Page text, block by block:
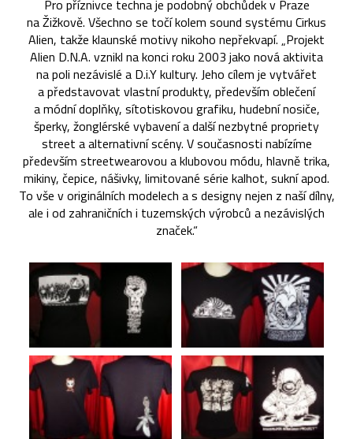
Pro příznivce techna je podobný obchůdek v Praze
na Žižkově. Všechno se točí kolem sound systému Cirkus
Alien, takže klaunské motivy nikoho nepřekvapí. „Projekt
Alien D.N.A. vznikl na konci roku 2003 jako nová aktivita
na poli nezávislé a D.i.Y kultury. Jeho cílem je vytvářet
a představovat vlastní produkty, především oblečení
a módní doplňky, sítotiskovou grafiku, hudební nosiče,
šperky, žonglérské vybavení a další nezbytné propriety
street a alternativní scény. V současnosti nabízíme
především streetwearovou a klubovou módu, hlavně trika,
mikiny, čepice, nášivky, limitované série kalhot, sukní apod.
To vše v originálních modelech a s designy nejen z naší dílny,
ale i od zahraničních i tuzemských výrobců a nezávislých
značek.“